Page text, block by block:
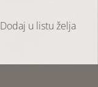
Dodaj u listu želja